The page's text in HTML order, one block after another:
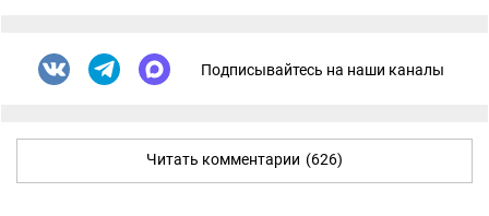
Подписывайтесь на наши каналы
Читать комментарии (626)